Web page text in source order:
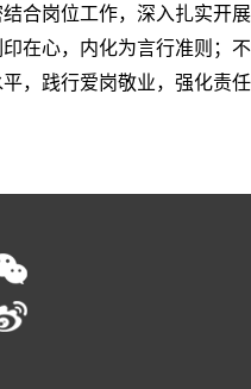
合岗位工作，深入扎实开
在心，内化为言行准则；
，践行爱岗敬业，强化责